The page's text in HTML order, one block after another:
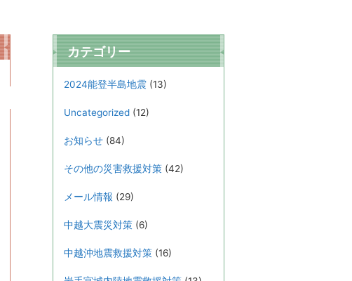
カテゴリー
2024能登半島地震 (13)
Uncategorized (12)
お知らせ (84)
その他の災害救援対策 (42)
メール情報 (29)
中越大震災対策 (6)
中越沖地震救援対策 (16)